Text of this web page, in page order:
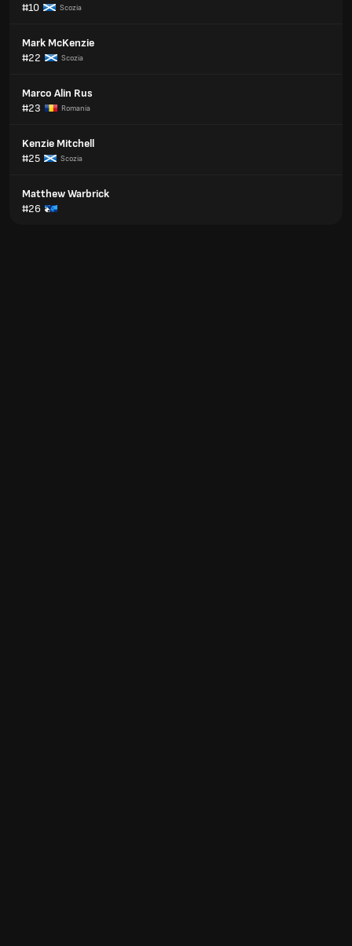
#10
Scozia
Mark McKenzie
#22
Scozia
Marco Alin Rus
#23
Romania
Kenzie Mitchell
#25
Scozia
Matthew Warbrick
#26